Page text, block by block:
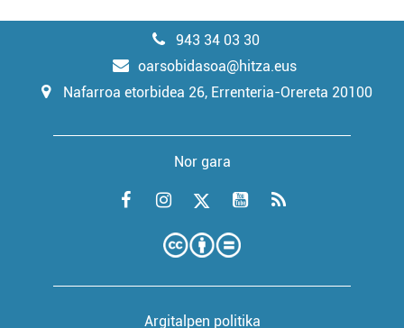
943 34 03 30
oarsobidasoa@hitza.eus
Nafarroa etorbidea 26, Errenteria-Orereta 20100
Nor gara
Argitalpen politika